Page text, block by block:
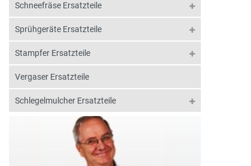
Schneefräse Ersatzteile
Sprühgeräte Ersatzteile
Stampfer Ersatzteile
Vergaser Ersatzteile
Schlegelmulcher Ersatzteile